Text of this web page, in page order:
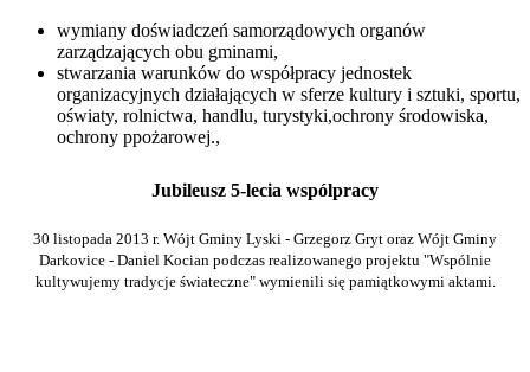
wymiany doświadczeń samorządowych organów
zarządzających obu gminami,
stwarzania warunków do współpracy jednostek
organizacyjnych działających w sferze kultury i sztuki, sportu,
oświaty, rolnictwa, handlu, turystyki,ochrony środowiska,
ochrony ppożarowej.,
Jubileusz 5-lecia wspólpracy
30 listopada 2013 r. Wójt Gminy Lyski - Grzegorz Gryt oraz Wójt Gminy
Darkovice - Daniel Kocian podczas realizowanego projektu "Wspólnie
kultywujemy tradycje świateczne" wymienili się pamiątkowymi aktami.